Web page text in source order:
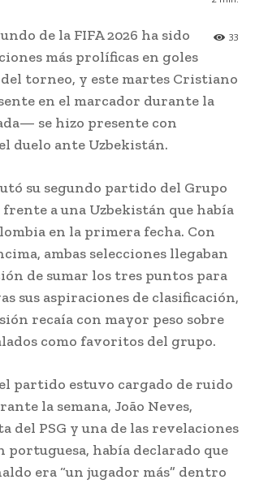
33
de la FIFA 2026 ha sido
más prolíficas en goles
torneo, y este martes Cristiano
en el marcador durante la
se hizo presente con
duelo ante Uzbekistán.
su segundo partido del Grupo
a una Uzbekistán que había
en la primera fecha. Con
ambas selecciones llegaban
de sumar los tres puntos para
sus aspiraciones de clasificación,
recaía con mayor peso sobre
como favoritos del grupo.
partido estuvo cargado de ruido
la semana, João Neves,
del PSG y una de las revelaciones
portuguesa, había declarado que
era “un jugador más” dentro